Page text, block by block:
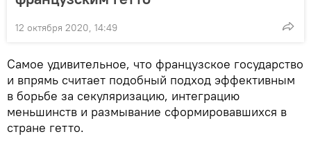
12 октября 2020, 14:49
Самое удивительное, что французское государство
и впрямь считает подобный подход эффективным
в борьбе за секуляризацию, интеграцию
меньшинств и размывание сформировавшихся в
стране гетто.